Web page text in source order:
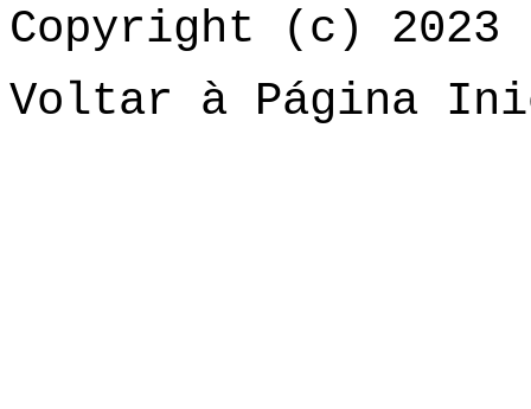
Copyright (c) 2023
Voltar à Página